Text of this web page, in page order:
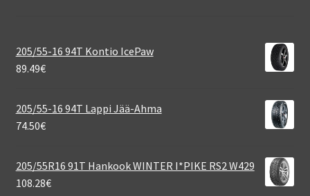
205/55-16 94T Kontio IcePaw
89.49€
205/55-16 94T Lappi Jää-Ahma
74.50€
205/55R16 91T Hankook WINTER I*PIKE RS2 W429
108.28€